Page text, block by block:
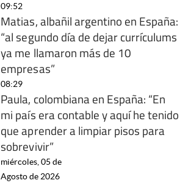
09:52
Matias, albañil argentino en España:
“al segundo día de dejar currículums
ya me llamaron más de 10
empresas”
08:29
Paula, colombiana en España: “En
mi país era contable y aquí he tenido
que aprender a limpiar pisos para
sobrevivir”
miércoles, 05 de
Agosto de 2026